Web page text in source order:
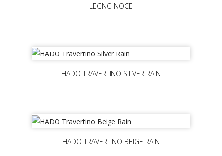
LEGNO NOCE
HADO TRAVERTINO SILVER RAIN
HADO TRAVERTINO BEIGE RAIN